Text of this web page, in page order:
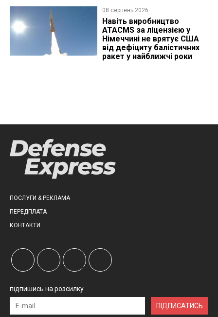
08 серпень 2026
Навіть виробництво
ATACMS за ліцензією у
Німеччині не врятує США
від дефіциту балістичних
ракет у найближчі роки
ПОСЛУГИ & РЕКЛАМА
ПЕРЕДПЛАТА
КОНТАКТИ
підпишись на розсилку
ПІДПИСАТИСЬ